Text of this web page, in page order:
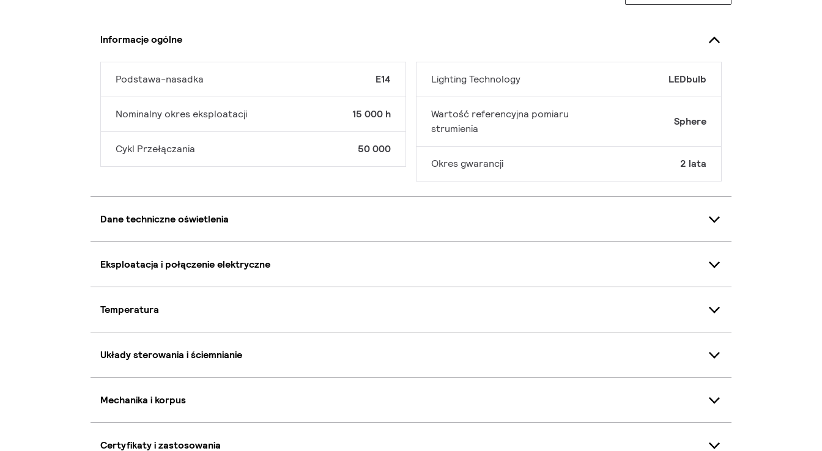
Informacje ogólne
Podstawa-nasadka E14
Nominalny okres eksploatacji 15 000 h
Cykl Przełączania 50 000
Lighting Technology LEDbulb
Wartość referencyjna pomiaru
strumienia
Sphere
Okres gwarancji 2 lata
Dane techniczne oświetlenia
Eksploatacja i połączenie elektryczne
Temperatura
Układy sterowania i ściemnianie
Mechanika i korpus
Certyfikaty i zastosowania